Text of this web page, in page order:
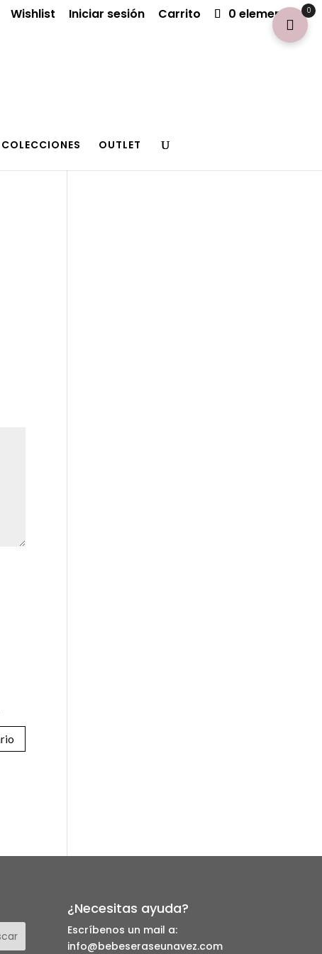
Wishlist Iniciar sesión Carrito 0 elementos
COLECCIONES OUTLET
¿Necesitas ayuda?
Escríbenos un mail a:
info@bebeseraseunavez.com
0